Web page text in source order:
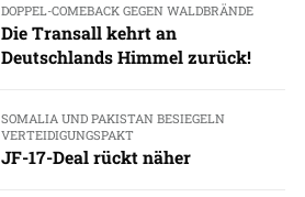
DOPPEL-COMEBACK GEGEN WALDBRÄNDE
Die Transall kehrt an
Deutschlands Himmel zurück!
SOMALIA UND PAKISTAN BESIEGELN
VERTEIDIGUNGSPAKT
JF-17-Deal rückt näher